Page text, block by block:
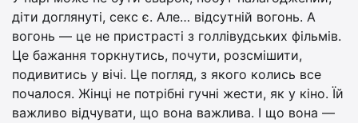
діти доглянуті, секс є. Але… відсутній вогонь. А
вогонь — це не пристрасті з голлівудських фільмів.
Це бажання торкнутись, почути, розсмішити,
подивитись у вічі. Це погляд, з якого колись все
почалося. Жінці не потрібні гучні жести, як у кіно. Їй
важливо відчувати, що вона важлива. І що вона —